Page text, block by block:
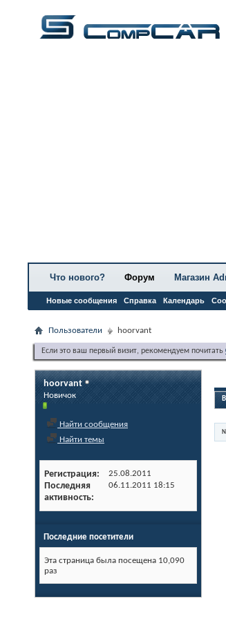
Что нового? Форум
Новые сообщения Справка Календарь
Магазин
Пользователи hoorvant
Если это ваш первый визит, рекомендуем почитать
hoorvant
Новичок
Найти сообщения
Найти темы
Регистрация 25.08.2011
Последняя
активность
06.11.2011 18:15
Последние посетители
Эта страница была посещена 10,090
раз